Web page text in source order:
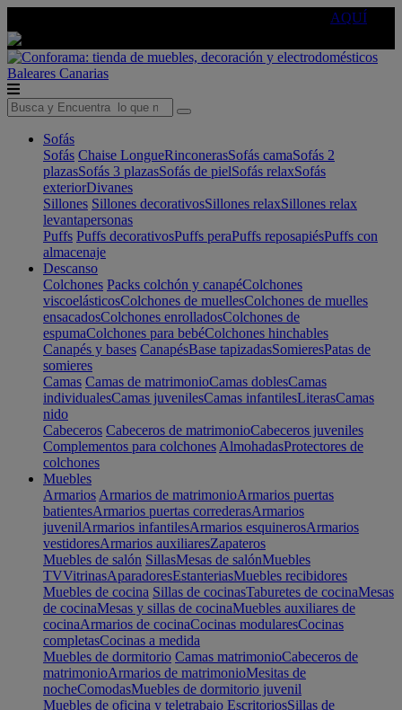
AQUÍ
Baleares Canarias
Sofás
Sofás Chaise LongueRinconerasSofás camaSofás 2
plazasSofás 3 plazasSofás de pielSofás relaxSofás
exteriorDivanes
Sillones Sillones decorativosSillones relaxSillones relax
levantapersonas
Puffs Puffs decorativosPuffs peraPuffs reposapiésPuffs con
almacenaje
Descanso
Colchones Packs colchón y canapéColchones
viscoelásticosColchones de muellesColchones de muelles
ensacadosColchones enrolladosColchones de
espumaColchones para bebéColchones hinchables
Canapés y bases CanapésBase tapizadasSomieresPatas de
somieres
Camas Camas de matrimonioCamas doblesCamas
individualesCamas juvenilesCamas infantilesLiterasCamas
nido
Cabeceros Cabeceros de matrimonioCabeceros juveniles
Complementos para colchones AlmohadasProtectores de
colchones
Muebles
Armarios Armarios de matrimonioArmarios puertas
batientesArmarios puertas correderasArmarios
juvenilArmarios infantilesArmarios esquinerosArmarios
vestidoresArmarios auxiliaresZapateros
Muebles de salón SillasMesas de salónMuebles
TVVitrinasAparadoresEstanteriasMuebles recibidores
Muebles de cocina Sillas de cocinasTaburetes de cocinaMesas
de cocinaMesas y sillas de cocinaMuebles auxiliares de
cocinaArmarios de cocinaCocinas modularesCocinas
completasCocinas a medida
Muebles de dormitorio Camas matrimonioCabeceros de
matrimonioArmarios de matrimonioMesitas de
nocheComodasMuebles de dormitorio juvenil
Muebles de oficina y teletrabajo EscritoriosSillas de